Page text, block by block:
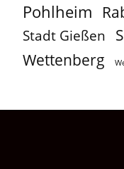
Pohlheim
Stadt Gießen
Wettenberg